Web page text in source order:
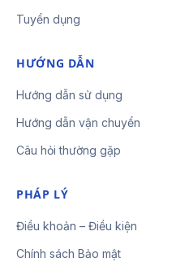
Tuyển dụng
HƯỚNG DẪN
Hướng dẫn sử dụng
Hướng dẫn vận chuyển
Câu hỏi thường gặp
PHÁP LÝ
Điều khoản – Điều kiện
Chính sách Bảo mật